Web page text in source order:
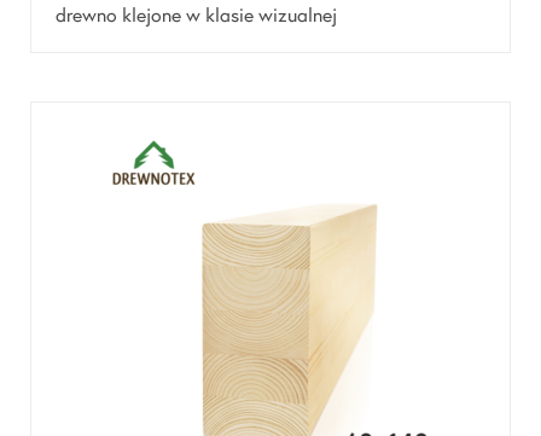
drewno klejone w klasie wizualnej